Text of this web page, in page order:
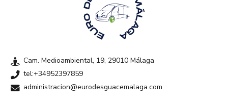
Cam. Medioambiental, 19, 29010 Málaga
tel:+34952397859
administracion@eurodesguacemalaga.com